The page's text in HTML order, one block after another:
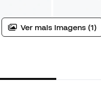
Ver mais imagens (1)